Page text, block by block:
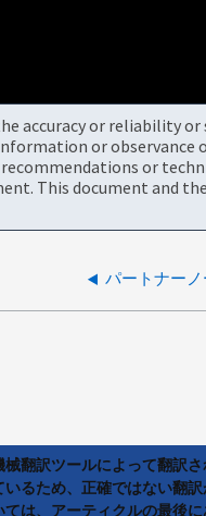
accuracy or reliability
or
or
This document and
翻訳ツールによって翻訳
るため、正確ではない翻
は、アーティクルの最後